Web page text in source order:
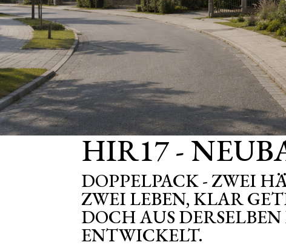
HIR17 -
DOPPELPACK - ZWEI
ZWEI LEBEN, KLAR
DOCH AUS
ENTWICKELT.